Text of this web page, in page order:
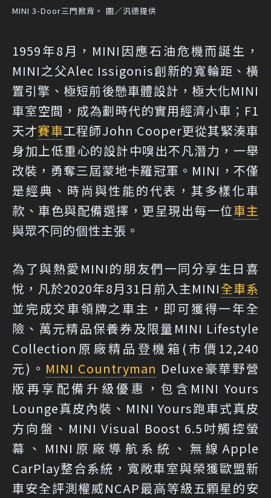
MINI 3-Door三門掀背。 圖／汎德提供
1959年8月，MINI因應石油危機而誕生，
MINI之父Alec Issigonis創新的寬輪距、橫
置引擎、極短前後懸車體設計，極大化MINI
車室空間，成為劃時代的實用經濟小車；F1
天才賽車工程師John Cooper更從其緊湊車
身加上低重心的設計中嗅出不凡潛力，一舉
改裝，勇奪三屆蒙地卡羅冠軍。MINI，不僅
是經典、時尚與性能的代表，其多樣化車
款、車色與配備選擇，更呈現出每一位車主
與眾不同的個性主張。
為了與熱愛MINI的朋友們一同分享生日喜
悅，凡於2020年8月31日前入主MINI全車系
並完成交車領牌之車主，即可獲得一年全
險、萬元精品保養券及限量MINI Lifestyle
Collection原廠精品登機箱(市價12,240
元)。 MINI Countryman Deluxe豪華野營
版再享配備升級優惠，包含MINI Yours
Lounge真皮內裝、MINI Yours跑車式真皮
方向盤、MINI Visual Boost 6.5吋觸控螢
幕、MINI原廠導航系統、無線Apple
CarPlay整合系統，寬敞車室與榮獲歐盟新
車安全評測權威NCAP最高等級五顆星的安